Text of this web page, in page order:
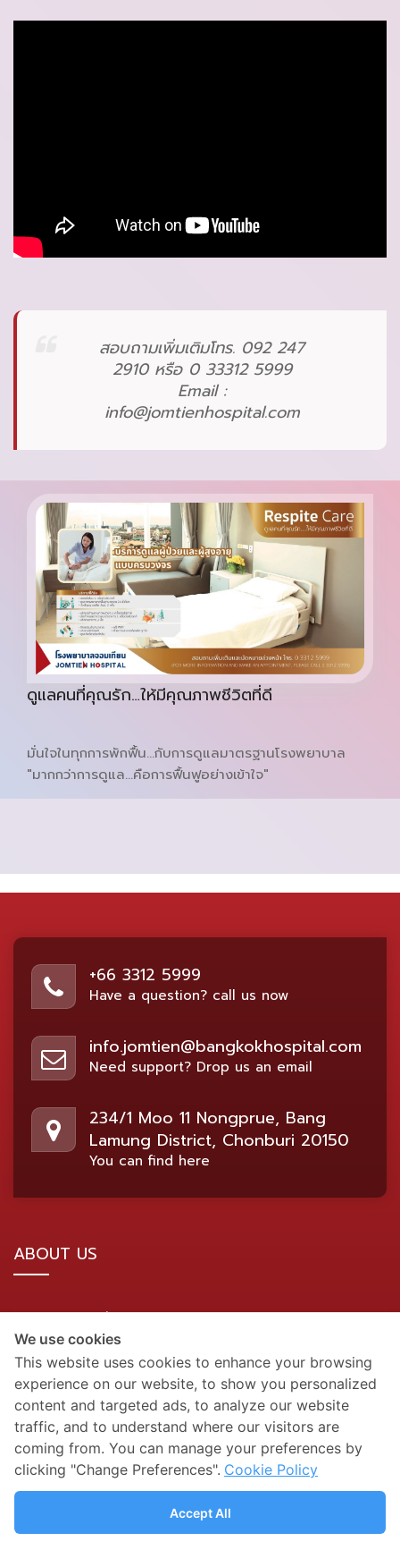
สอบถามเพิ่มเติมโทร. 092 247
2910 หรือ 0 33312 5999
Email :
info@jomtienhospital.com
ดูแลคนที่คุณรัก…ให้มีคุณภาพชีวิตที่ดี
มั่นใจในทุกการพักฟื้น…กับการดูแลมาตรฐานโรงพยาบาล
"มากกว่าการดูแล…คือการฟื้นฟูอย่างเข้าใจ"
+66 3312 5999
Have a question? call us now
info.jomtien@bangkokhospital.com
Need support? Drop us an email
234/1 Moo 11 Nongprue, Bang
Lamung District, Chonburi 20150
You can find here
ABOUT US
BDMS Network Location
Site Map
SOCIAL MEDIA
We use cookies
This website uses cookies to enhance your browsing
experience on our website, to show you personalized
content and targeted ads, to analyze our website
traffic, and to understand where our visitors are
coming from. You can manage your preferences by
clicking "Change Preferences". Cookie Policy
Accept All